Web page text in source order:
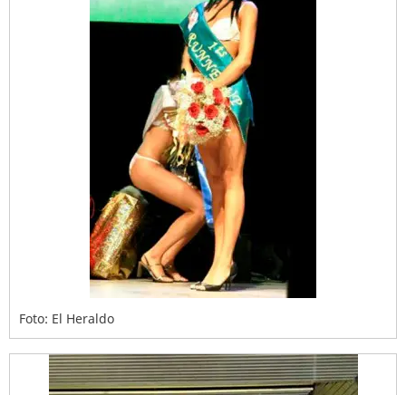
Foto: El Heraldo